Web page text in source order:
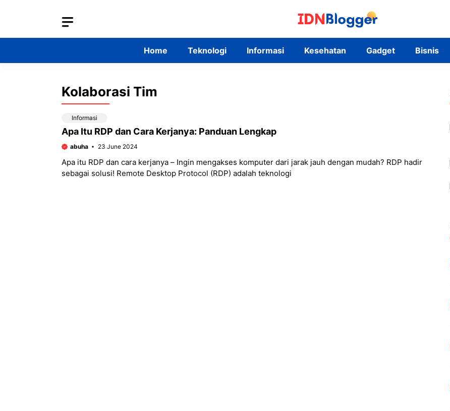
Home Teknologi Informasi Kesehatan Gadget Bisnis
Kolaborasi Tim
Informasi
Apa Itu RDP dan Cara Kerjanya: Panduan Lengkap
abuha 23 June 2024
Apa itu RDP dan cara kerjanya – Ingin mengakses komputer dari jarak jauh dengan mudah? RDP hadir
sebagai solusi! Remote Desktop Protocol (RDP) adalah teknologi